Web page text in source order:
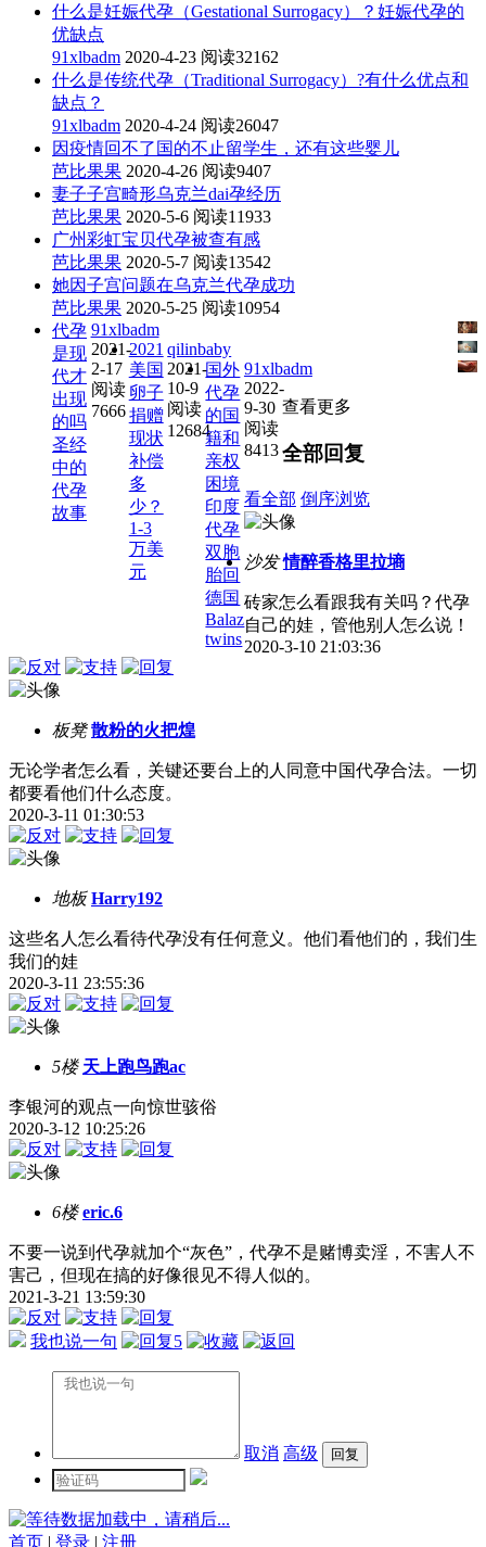
什么是妊娠代孕（Gestational Surrogacy）？妊娠代孕的
优缺点
91xlbadm 2020-4-23 阅读32162
什么是传统代孕（Traditional Surrogacy）?有什么优点和
缺点？
91xlbadm 2020-4-24 阅读26047
因疫情回不了国的不止留学生，还有这些婴儿
芭比果果 2020-4-26 阅读9407
妻子子宫畸形乌克兰dai孕经历
芭比果果 2020-5-6 阅读11933
广州彩虹宝贝代孕被查有感
芭比果果 2020-5-7 阅读13542
她因子宫问题在乌克兰代孕成功
芭比果果 2020-5-25 阅读10954
代孕
是现
代才
出现
的吗
圣经
中的
代孕
故事
91xlbadm
2021-
2-17
阅读
7666
2021
美国
卵子
捐赠
现状
补偿
多
少？
1-3
万美
元
qilinbaby
2021-
10-9
阅读
12684
国外
代孕
的国
籍和
亲权
困境
印度
代孕
双胞
胎回
德国
Balaz
twins
91xlbadm
2022-
9-30
阅读
8413
查看更多
全部回复
看全部 倒序浏览
沙发 情醉香格里拉墒
砖家怎么看跟我有关吗？代孕
自己的娃，管他别人怎么说！
2020-3-10 21:03:36
板凳 散粉的火把煌
无论学者怎么看，关键还要台上的人同意中国代孕合法。一切
都要看他们什么态度。
2020-3-11 01:30:53
地板 Harry192
这些名人怎么看待代孕没有任何意义。他们看他们的，我们生
我们的娃
2020-3-11 23:55:36
5楼 天上跑鸟跑ac
李银河的观点一向惊世骇俗
2020-3-12 10:25:26
6楼 eric.6
不要一说到代孕就加个“灰色”，代孕不是赌博卖淫，不害人不
害己，但现在搞的好像很见不得人似的。
2021-3-21 13:59:30
我也说一句 5
取消 高级
数据加载中，请稍后...
首页 | 登录 | 注册